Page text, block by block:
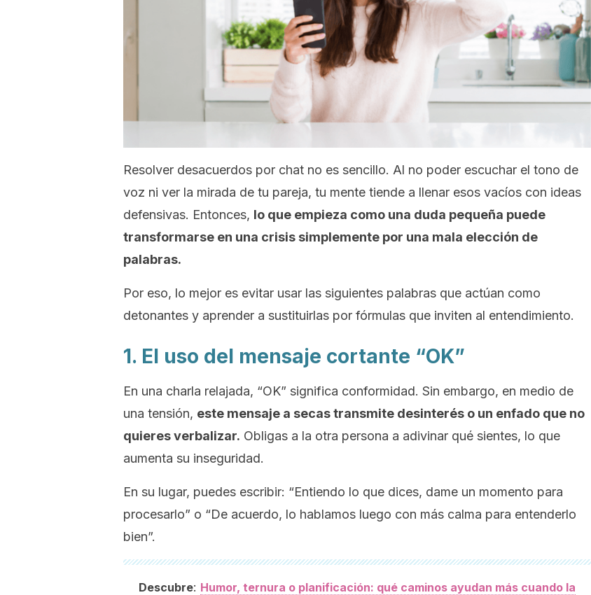
Resolver desacuerdos por chat no es sencillo. Al no poder escuchar el tono de
voz ni ver la mirada de tu pareja, tu mente tiende a llenar esos vacíos con ideas
defensivas. Entonces, lo que empieza como una duda pequeña puede
transformarse en una crisis simplemente por una mala elección de
palabras.
Por eso, lo mejor es evitar usar las siguientes palabras que actúan como
detonantes y aprender a sustituirlas por fórmulas que inviten al entendimiento.
1. El uso del mensaje cortante “OK”
En una charla relajada, “OK” significa conformidad. Sin embargo, en medio de
una tensión, este mensaje a secas transmite desinterés o un enfado que no
quieres verbalizar. Obligas a la otra persona a adivinar qué sientes, lo que
aumenta su inseguridad.
En su lugar, puedes escribir: “Entiendo lo que dices, dame un momento para
procesarlo” o “De acuerdo, lo hablamos luego con más calma para entenderlo
bien”.
Descubre: Humor, ternura o planificación: qué caminos ayudan más cuando la